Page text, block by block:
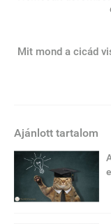
Mit mond a cicád
Ajánlott tartalom